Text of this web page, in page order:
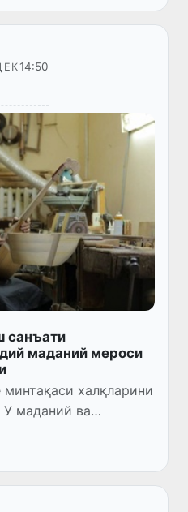
миллий...
14:50
санъати
маданий мероси
халқларини
маданий ва
рағбатлантиради
ҳамда бирдамликни
роль ўй...